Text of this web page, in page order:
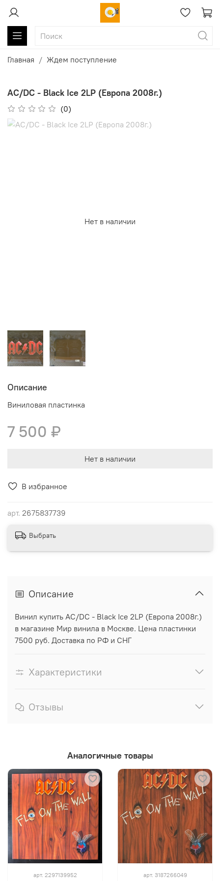
Главная Ждем поступление
AC/DC - Black Ice 2LP (Европа 2008г.)
(0)
В избранное
арт. 2675837739
Нет в наличии
Описание
Виниловая пластинка
7 500 ₽
Нет в наличии
Выбрать
Описание
Винил купить AC/DC - Black Ice 2LP (Европа 2008г.)
в магазине Мир винила в Москве. Цена пластинки
7500 руб. Доставка по РФ и СНГ
Характеристики
Отзывы
Аналогичные товары
арт. 2297139952 арт. 3187266049